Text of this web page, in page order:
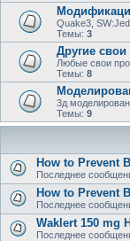
Quake3,
Темы: 3
Другие
Любые свои
Темы: 8
3д
Темы: 9
How to Prevent
Последнее
How to Prevent
Последнее
Waklert 150 mg
Последнее